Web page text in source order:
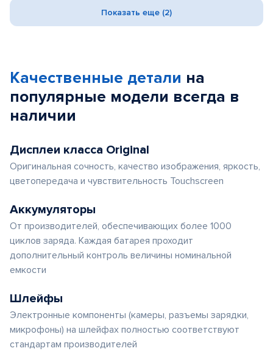
Показать еще (2)
Качественные детали на
популярные модели всегда в
наличии
Дисплеи класса Original
Оригинальная сочность, качество изображения, яркость,
цветопередача и чувствительность Touchscreen
Аккумуляторы
От производителей, обеспечивающих более 1000
циклов заряда. Каждая батарея проходит
дополнительный контроль величины номинальной
емкости
Шлейфы
Электронные компоненты (камеры, разъемы зарядки,
микрофоны) на шлейфах полностью соответствуют
стандартам производителей